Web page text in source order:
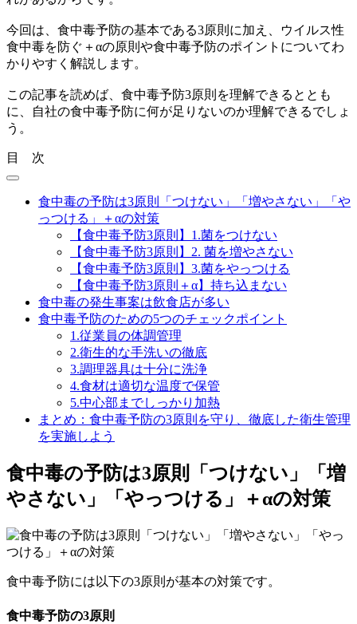
今回は、 食中毒予防の基本である3原則に加え、ウイルス性
食中毒を防ぐ＋αの原則や食中毒予防のポイントについてわ
かりやすく解説 します。
この記事を読めば、食中毒予防3原則を理解できるととも
に、自社の食中毒予防に何が足りないのか理解できるでしょ
う。
目 次
食中毒の予防は3原則「つけない」「増やさない」「や
っつける」＋αの対策
【食中毒予防3原則】1.菌をつけない
【食中毒予防3原則】2. 菌を増やさない
【食中毒予防3原則】3.菌をやっつける
【食中毒予防3原則＋α】持ち込まない
食中毒の発生事案は飲食店が多い
食中毒予防のための5つのチェックポイント
1.従業員の体調管理
2.衛生的な手洗いの徹底
3.調理器具は十分に洗浄
4.食材は適切な温度で保管
5.中心部までしっかり加熱
まとめ：食中毒予防の3原則を守り、徹底した衛生管理
を実施しよう
食中毒の予防は3原則「つけない」「増
やさない」「やっつける」＋αの対策
食中毒予防には以下の3原則が基本の対策です。
食中毒予防の3原則